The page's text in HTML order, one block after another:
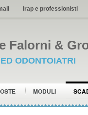
Irap e professionisti
Falorni &
ODONTOIATRI
MODULI